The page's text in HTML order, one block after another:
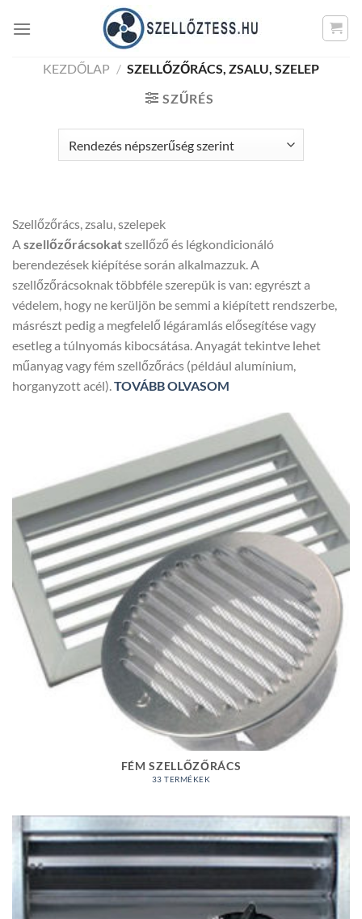
KEZDŐLAP / SZELLŐZŐRÁCS, ZSALU, SZELEP
SZŰRÉS
Szellőzőrács, zsalu, szelepek
Aszellőzőrácsokatszellőző és légkondicionáló
berendezések kiépítése során alkalmazzuk. A
szellőzőrácsoknak többféle szerepük is van: egyrészt a
védelem, hogy ne kerüljön be semmi a kiépített rendszerbe,
másrészt pedig a megfelelő légáramlás elősegítése vagy
esetleg a túlnyomás kibocsátása. Anyagát tekintve lehet
műanyag vagy fém szellőzőrács (például alumínium,
horganyzott acél).TOVÁBB OLVASOM
FÉM SZELLŐZŐRÁCS
33 TERMÉKEK